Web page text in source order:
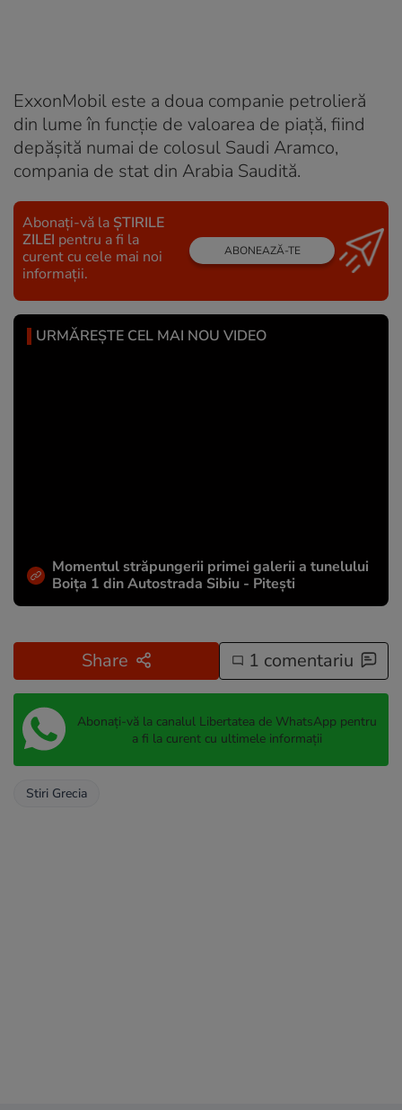
ExxonMobil este a doua companie petrolieră
din lume în funcție de valoarea de piață, fiind
depășită numai de colosul Saudi Aramco,
compania de stat din Arabia Saudită.
Abonați-vă la ȘTIRILE
ZILEI pentru a fi la
curent cu cele mai noi
informații.
ABONEAZĂ-TE
URMĂREȘTE CEL MAI NOU VIDEO
Momentul străpungerii primei galerii a tunelului
Boița 1 din Autostrada Sibiu - Pitești
Share 1 comentariu
Abonați-vă la canalul Libertatea de WhatsApp pentru
a fi la curent cu ultimele informații
Stiri Grecia